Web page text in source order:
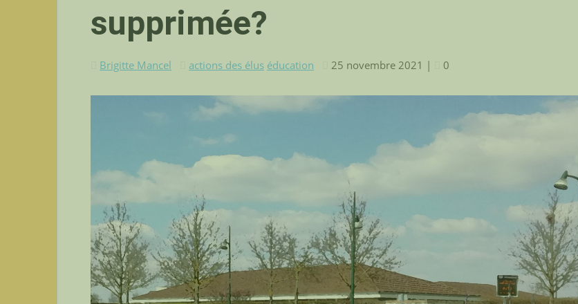
supprimée?
Brigitte Mancel actions des élus éducation 25 novembre 2021 | 0